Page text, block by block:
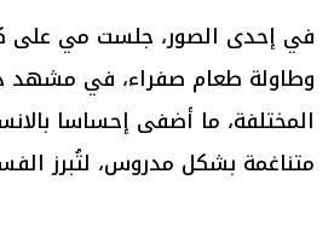
في إحدى الصور، جلست مي على
وطاولة طعام صفراء، في مشهد
المختلفة، ما أضفى إحساسا
متناغمة بشكل مدروس، لتُبرز